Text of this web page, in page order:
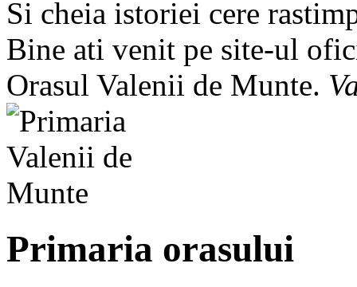
Si cheia istoriei cere
Bine ati venit pe site-ul
Orasul Valenii de Munte.
Primaria orasului